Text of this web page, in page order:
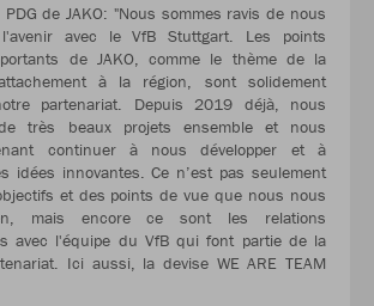
de JAKO: "Nous sommes ravis de nous
avec le VfB Stuttgart. Les points
de JAKO, comme le thème de la
à la région, sont solidement
partenariat. Depuis 2019 déjà, nous
très beaux projets ensemble et nous
continuer à nous développer et à
idées innovantes. Ce n’est pas seulement
et des points de vue que nous nous
mais encore ce sont les relations
avec l'équipe du VfB qui font partie de la
Ici aussi, la devise WE ARE TEAM